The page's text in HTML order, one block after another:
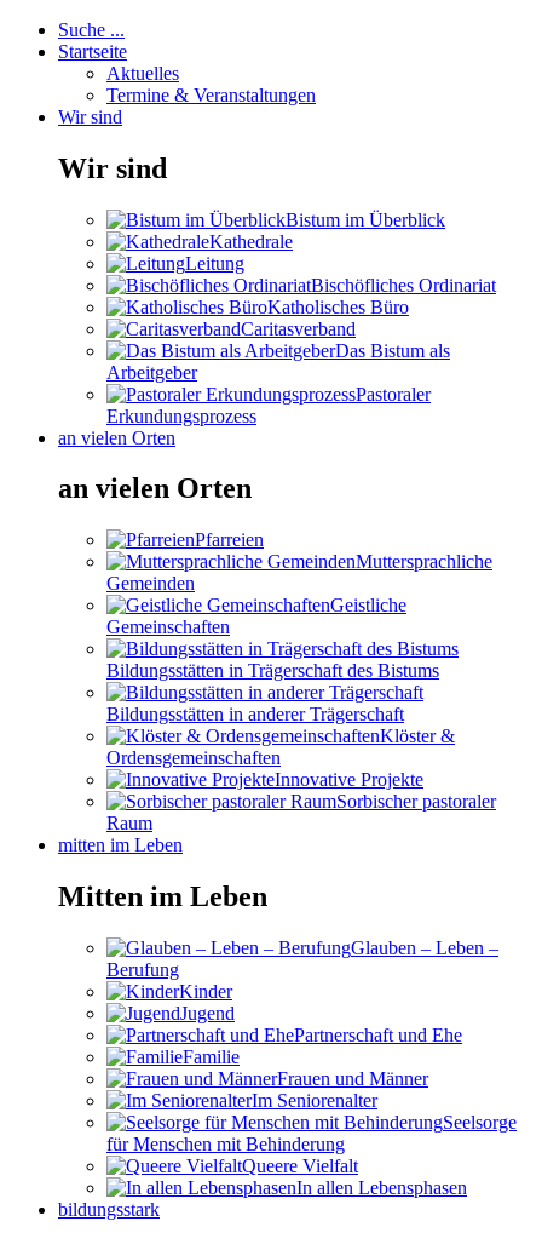
Suche ...
Startseite
Aktuelles
Termine & Veranstaltungen
Wir sind
Wir sind
Bistum im Überblick
Kathedrale
Leitung
Bischöfliches Ordinariat
Katholisches Büro
Caritasverband
Das Bistum als
Arbeitgeber
Pastoraler
Erkundungsprozess
an vielen Orten
an vielen Orten
Pfarreien
Muttersprachliche
Gemeinden
Geistliche
Gemeinschaften
Bildungsstätten in Trägerschaft des Bistums
Bildungsstätten in anderer Trägerschaft
Klöster &
Ordensgemeinschaften
Innovative Projekte
Sorbischer pastoraler
Raum
mitten im Leben
Mitten im Leben
Glauben – Leben –
Berufung
Kinder
Jugend
Partnerschaft und Ehe
Familie
Frauen und Männer
Im Seniorenalter
Seelsorge
für Menschen mit Behinderung
Queere Vielfalt
In allen Lebensphasen
bildungsstark